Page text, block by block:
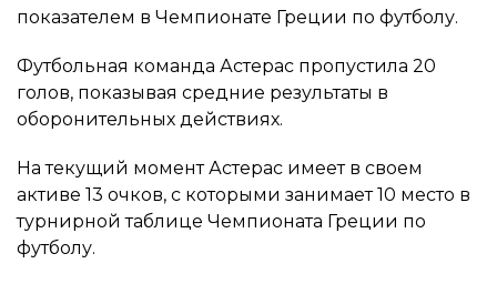
показателем в Чемпионате Греции по футболу.
Футбольная команда Астерас пропустила 20
голов, показывая средние результаты в
оборонительных действиях.
На текущий момент Астерас имеет в своем
активе 13 очков, с которыми занимает 10 место в
турнирной таблице Чемпионата Греции по
футболу.